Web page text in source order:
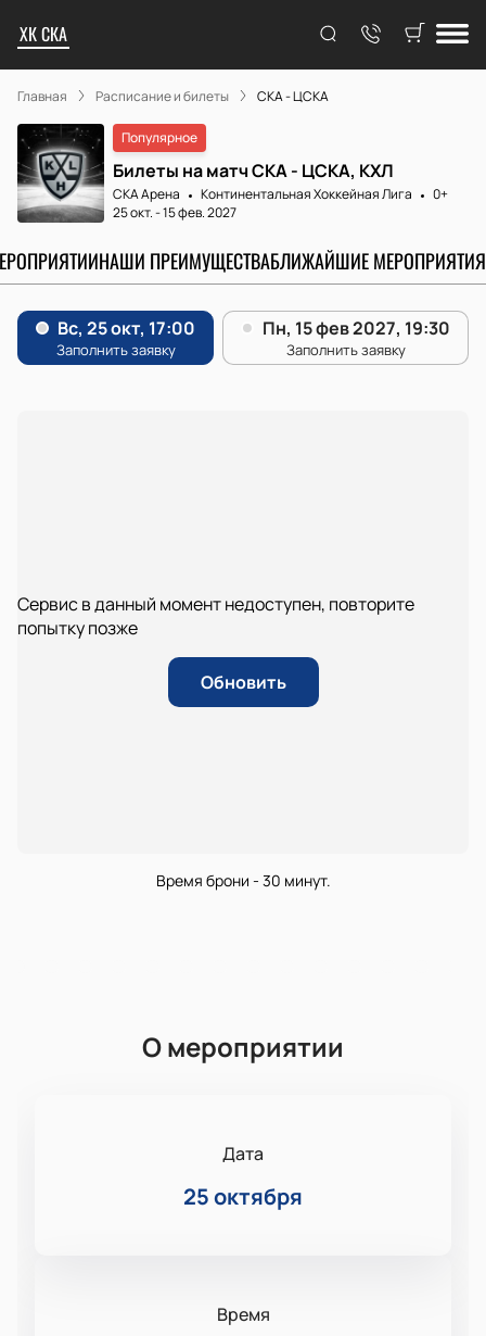
ХК СКА
Главная Расписание и билеты СКА - ЦСКА
Популярное
Билеты на матч СКА - ЦСКА, КХЛ
СКА Арена Континентальная Хоккейная Лига
0+
25 окт.-15 фев. 2027
НАШИ ПРЕИМУЩЕСТВАБЛИЖАЙШИЕ МЕРОПРИЯТИЯ
Сервис в данный момент недоступен, повторите
попытку позже
Обновить
Время брони - 30 минут.
О мероприятии
Дата
25 октября
Время